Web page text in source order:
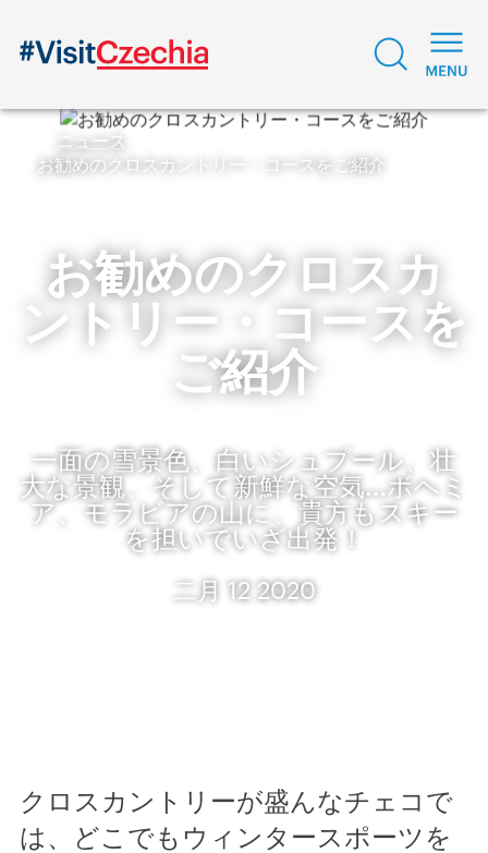
ニュース
お勧めのクロスカントリー・コースをご紹介
お勧めのクロスカ
ントリー・コースを
ご紹介
一面の雪景色、白いシュプール、壮
大な景観、そして新鮮な空気…ボヘミ
ア、モラビアの山に、貴方もスキー
を担いでいざ出発！
二月 12 2020
クロスカントリーが盛んなチェコで
は、どこでもウィンタースポーツを